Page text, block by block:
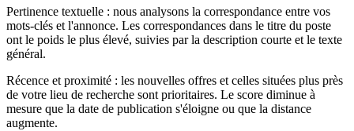
Pertinence textuelle : nous analysons la correspondance entre vos
mots-clés et l'annonce. Les correspondances dans le titre du poste
ont le poids le plus élevé, suivies par la description courte et le texte
général.
Récence et proximité : les nouvelles offres et celles situées plus près
de votre lieu de recherche sont prioritaires. Le score diminue à
mesure que la date de publication s'éloigne ou que la distance
augmente.